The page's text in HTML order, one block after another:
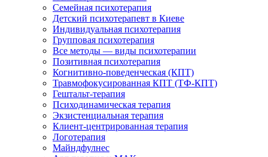
Семейная психотерапия
Детский психотерапевт в Киеве
Индивидуальная психотерапия
Групповая психотерапия
Все методы — виды психотерапии
Позитивная психотерапия
Когнитивно-поведенческая (КПТ)
Травмофокусированная КПТ (ТФ-КПТ)
Гештальт-терапия
Психодинамическая терапия
Экзистенциальная терапия
Клиент-центрированная терапия
Логотерапия
Майндфулнес